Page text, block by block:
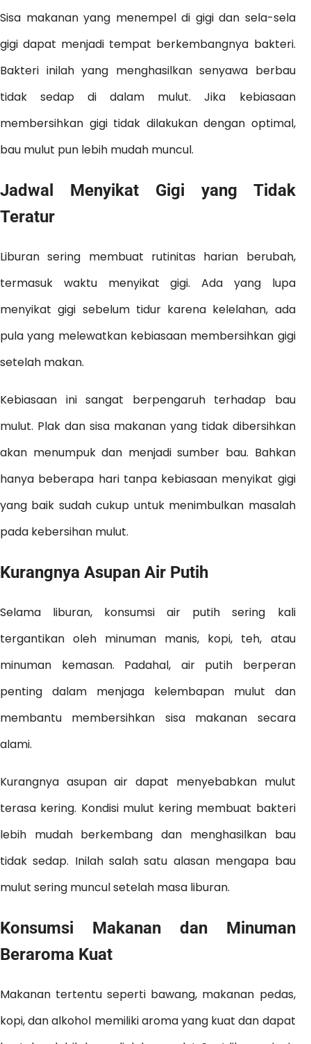
Sisa makanan yang menempel di gigi dan sela-sela
gigi dapat menjadi tempat berkembangnya bakteri.
Bakteri inilah yang menghasilkan senyawa berbau
tidak sedap di dalam mulut. Jika kebiasaan
membersihkan gigi tidak dilakukan dengan optimal,
bau mulut pun lebih mudah muncul.
Jadwal Menyikat Gigi yang Tidak
Teratur
Liburan sering membuat rutinitas harian berubah,
termasuk waktu menyikat gigi. Ada yang lupa
menyikat gigi sebelum tidur karena kelelahan, ada
pula yang melewatkan kebiasaan membersihkan gigi
setelah makan.
Kebiasaan ini sangat berpengaruh terhadap bau
mulut. Plak dan sisa makanan yang tidak dibersihkan
akan menumpuk dan menjadi sumber bau. Bahkan
hanya beberapa hari tanpa kebiasaan menyikat gigi
yang baik sudah cukup untuk menimbulkan masalah
pada kebersihan mulut.
Kurangnya Asupan Air Putih
Selama liburan, konsumsi air putih sering kali
tergantikan oleh minuman manis, kopi, teh, atau
minuman kemasan. Padahal, air putih berperan
penting dalam menjaga kelembapan mulut dan
membantu membersihkan sisa makanan secara
alami.
Kurangnya asupan air dapat menyebabkan mulut
terasa kering. Kondisi mulut kering membuat bakteri
lebih mudah berkembang dan menghasilkan bau
tidak sedap. Inilah salah satu alasan mengapa bau
mulut sering muncul setelah masa liburan.
Konsumsi Makanan dan Minuman
Beraroma Kuat
Makanan tertentu seperti bawang, makanan pedas,
kopi, dan alkohol memiliki aroma yang kuat dan dapat